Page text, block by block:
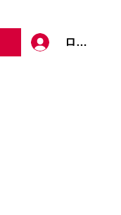
ログイン